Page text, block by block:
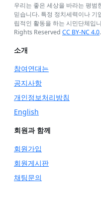
우리는 좋은 세상을 바라는 평범
믿습니다. 특정 정치세력이나 기
립적인 활동을 하는 시민단체입
Rights Reserved CC BY-NC 4.0.
소개
참여연대는
공지사항
개인정보처리방침
English
회원과 함께
회원가입
회원게시판
채팅문의